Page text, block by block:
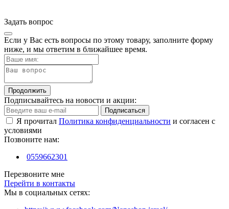
Задать вопрос
Если у Вас есть вопросы по этому товару, заполните форму
ниже, и мы ответим в ближайшее время.
Продолжить
Подписывайтесь на новости и акции:
Подписаться
Я прочитал Политика конфиденциальности и согласен с
условиями
Позвоните нам:
0559662301
Перезвоните мне
Перейти в контакты
Мы в социальных сетях: